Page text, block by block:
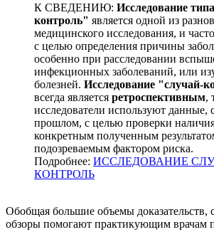
К СВЕДЕНИЮ: Исследование
контроль" является одной из
медицинского исследования, и
с целью определения причины
особенно при расследовании
инфекционных заболеваний, или
болезней. Исследование "случай-
всегда является ретроспективным,
исследователи используют данные,
прошлом, с целью проверки
конкретным полученным
подозреваемым фактором риска.
Подробнее: ИССЛЕДОВАНИЕ
КОНТРОЛЬ
Обобщая большие объемы доказательств,
обзоры помогают практикующим врачам